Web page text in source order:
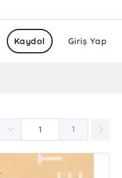
Giriş Yap
Kaydol
1